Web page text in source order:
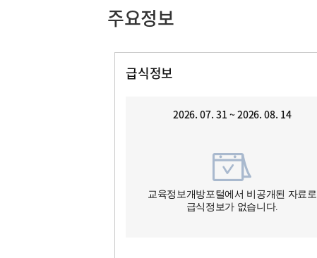
주요정보
급식정보
2026. 07. 31 ~ 2026. 08. 14
교육정보개방포털에서 비공개된 자료로
급식정보가 없습니다.